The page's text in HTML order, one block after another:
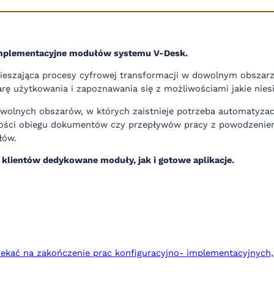
modułów systemu V-Desk.
procesy cyfrowej transformacji w dowolnym
użytkowania i zapoznawania się z możliwościami jakie
obszarów, w których zaistnieje potrzeba
obiegu dokumentów czy przepływów pracy z
dedykowane moduły, jak i gotowe aplikacje.
na zakończenie prac konfiguracyjno-